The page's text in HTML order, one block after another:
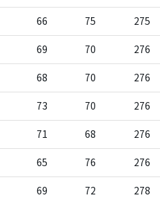
66 75 275
69 70 276
68 70 276
73 70 276
71 68 276
65 76 276
69 72 278